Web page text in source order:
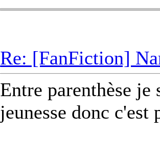
Re: [FanFiction]
Entre parenthèse
jeunesse donc